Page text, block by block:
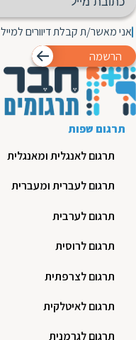
אני מאשר/ת קבלת דיוורים למייל
הרשמה
תרגום שפות
תרגום לאנגלית ומאנגלית
תרגום לעברית ומעברית
תרגום לערבית
תרגום לרוסית
תרגום לצרפתית
תרגום לאיטלקית
תרגום לגרמנית